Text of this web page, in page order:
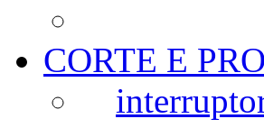
CORTE E